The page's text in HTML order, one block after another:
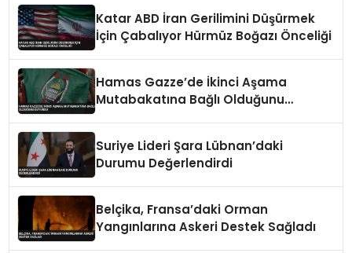
Katar ABD İran Gerilimini Düşürmek
İçin Çabalıyor Hürmüz Boğazı Önceliği
Hamas Gazze’de İkinci Aşama
Mutabakatına Bağlı Olduğunu
Suriye Lideri Şara Lübnan’daki
Durumu Değerlendirdi
Belçika, Fransa’daki Orman
Yangınlarına Askeri Destek Sağladı